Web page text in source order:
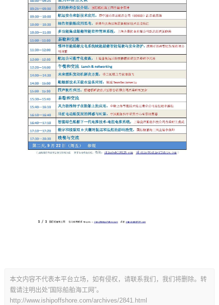
本文内容不代表本平台立场，如有侵权，请联系我们，我们将删除。转
载请注明出处“国际船舶海工网”。
http://www.ishipoffshore.com/archives/2841.html